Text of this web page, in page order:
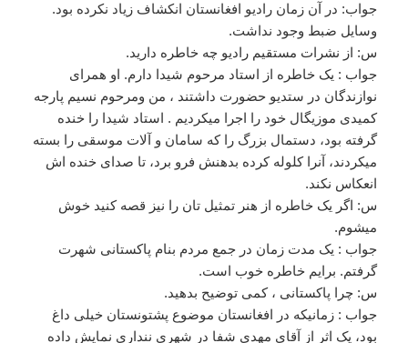
جواب: در آن زمان رادیو افغانستان انکشاف زیاد نکرده بود.
وسایل ضبط وجود نداشت.
س: از نشرات مستقیم رادیو چه خاطره دارید.
جواب : یک خاطره از استاد مرحوم شیدا دارم. او همرای
نوازندگان در ستدیو حضورت داشتند ، من ومرحوم نسیم پارجه
کمیدی موزیگال خود را اجرا میکردیم . استاد شیدا را خنده
گرفته بود، دستمال بزرگ را که سامان و آلات موسقی را بسته
میکردند، آنرا کلوله کرده بدهنش فرو برد، تا صدای خنده اش
انعکاس نکند.
س: اگر یک خاطره از هنر تمثیل تان را نیز قصه کنید خوش
میشوم.
جواب : یک مدت زمان در جمع مردم بنام پاکستانی شهرت
گرفتم. برایم خاطره خوب است.
س: چرا پاکستانی ، کمی توضیح بدهید.
جواب : زمانیکه در افغانستان موضوع پشتونستان خیلی داغ
بود، یک اثر از آقای مهدی شفا در شهری ننداری نمایش داده